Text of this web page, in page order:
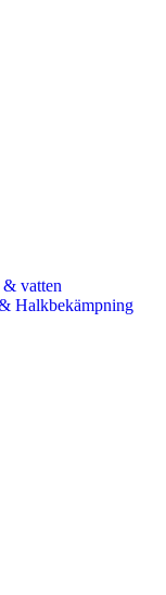
vatten
Halkbekämpning